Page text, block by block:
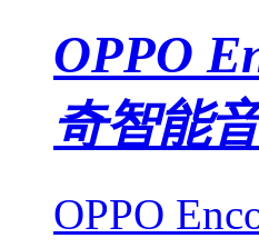
OPPO
奇智能
OPPO